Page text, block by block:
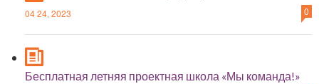
04 24, 2023 0
Бесплатная летняя проектная школа «Мы команда!»